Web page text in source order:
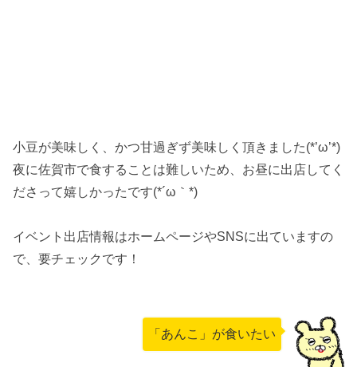
小豆が美味しく、かつ甘過ぎず美味しく頂きました(*’ω’*)
夜に佐賀市で食することは難しいため、お昼に出店してく
ださって嬉しかったです(*´ω｀*)
イベント出店情報はホームページやSNSに出ていますの
で、要チェックです！
「あんこ」が食いたい